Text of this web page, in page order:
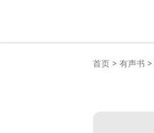
首页 > 有声书 >